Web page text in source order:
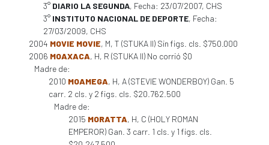
3° DIARIO LA SEGUNDA, Fecha: 23/07/2007, CHS
3° INSTITUTO NACIONAL DE DEPORTE, Fecha:
27/03/2009, CHS
2004 MOVIE MOVIE, M, T (STUKA II) Sin figs. cls. $750.000
2006 MOAXACA, H, R (STUKA II) No corrió $0
Madre de:
2010 MOAMEGA, H, A (STEVIE WONDERBOY) Gan. 5
carr. 2 cls. y 2 figs. cls. $20.762.500
Madre de:
2015 MORATTA, H, C (HOLY ROMAN
EMPEROR) Gan. 3 carr. 1 cls. y 1 figs. cls.